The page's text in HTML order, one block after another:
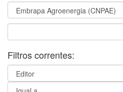
Filtros correntes: